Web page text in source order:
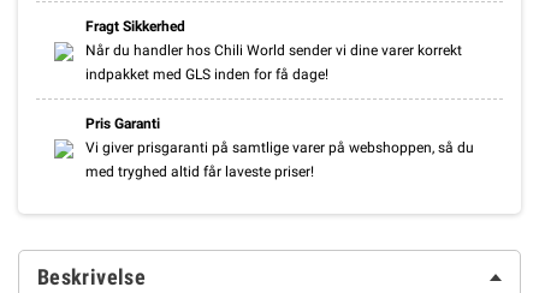
Fragt Sikkerhed
Når du handler hos Chili World sender vi dine varer korrekt
indpakket med GLS inden for få dage!
Pris Garanti
Vi giver prisgaranti på samtlige varer på webshoppen, så du
med tryghed altid får laveste priser!
Beskrivelse